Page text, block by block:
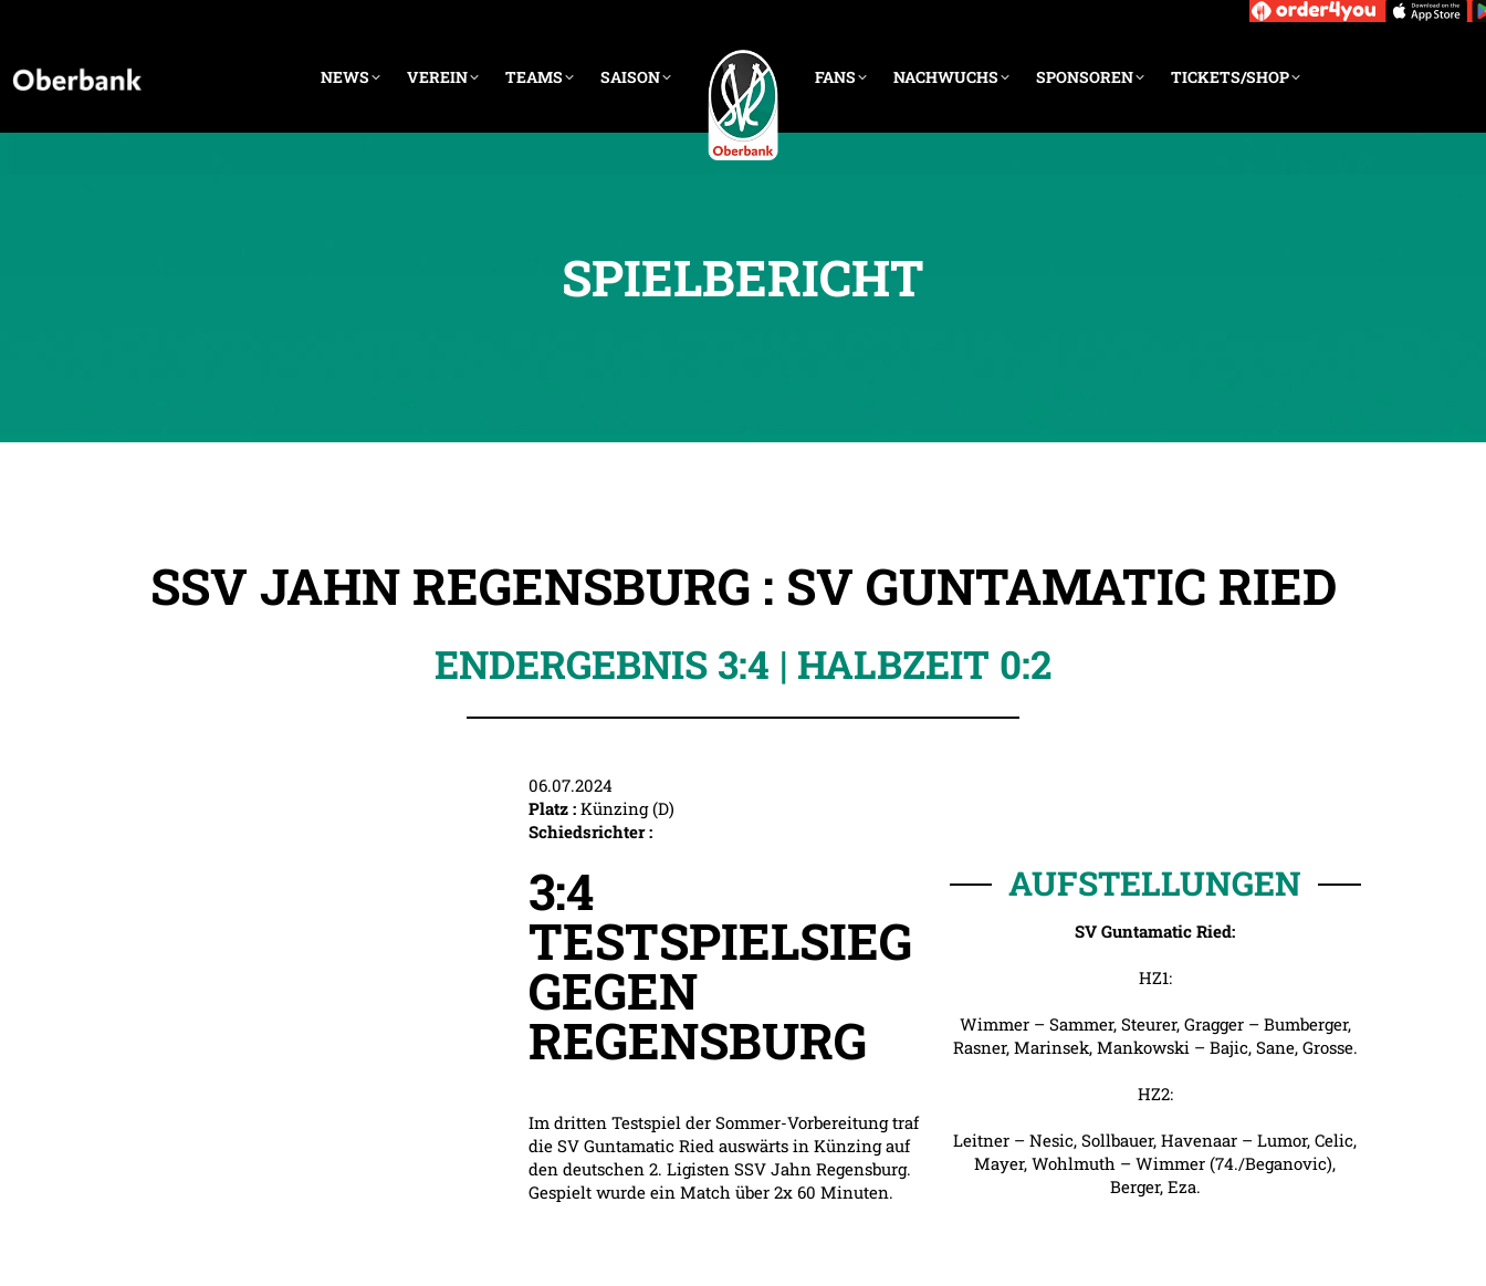
NEWS VEREIN TEAMS SAISON FANS NACHWUCHS SPONSOREN TICKETS/SHOP
SPIELBERICHT
SSV JAHN REGENSBURG : SV GUNTAMATIC RIED
ENDERGEBNIS 3:4 | HALBZEIT 0:2
06.07.2024
Platz :Künzing (D)
Schiedsrichter :
3:4
TESTSPIELSIEG
GEGEN
REGENSBURG
Im dritten Testspiel der Sommer-Vorbereitung traf
die SV Guntamatic Ried auswärts in Künzing auf
den deutschen 2. Ligisten SSV Jahn Regensburg.
Gespielt wurde ein Match über 2x 60 Minuten.
AUFSTELLUNGEN
SV Guntamatic Ried:
HZ1:
Wimmer – Sammer, Steurer, Gragger – Bumberger,
Rasner, Marinsek, Mankowski – Bajic, Sane, Grosse.
HZ2:
Leitner – Nesic, Sollbauer, Havenaar – Lumor, Celic,
Mayer, Wohlmuth – Wimmer (74./Beganovic),
Berger, Eza.